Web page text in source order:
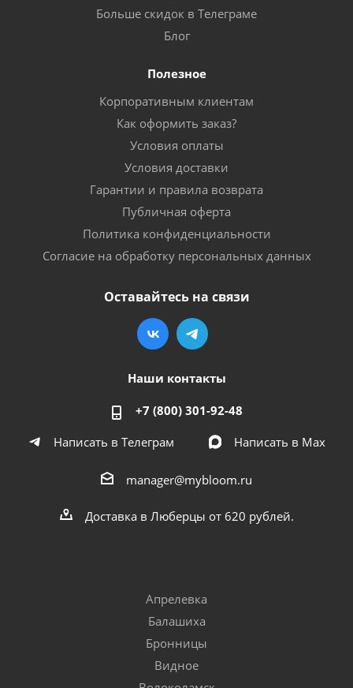
Больше скидок в Телеграме
Блог
Полезное
Корпоративным клиентам
Как оформить заказ?
Условия оплаты
Условия доставки
Гарантии и правила возврата
Публичная оферта
Политика конфиденциальности
Согласие на обработку персональных данных
Оставайтесь на связи
Наши контакты
+7 (800) 301-92-48
Написать в Телеграм
Написать в Мах
manager@mybloom.ru
Доставка в Люберцы от 620 рублей.
Апрелевка
Балашиха
Бронницы
Видное